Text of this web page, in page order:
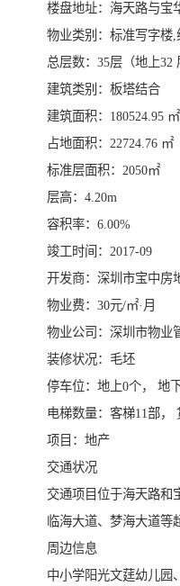
楼盘地址：海天路与宝
物业类别：标准写字楼
总层数：35层（地上32
建筑类别：板塔结合
建筑面积：180524.95 ㎡
占地面积：22724.76 ㎡
标准层面积：2050㎡
层高：4.20m
容积率：6.00%
竣工时间：2017-09
开发商：深圳市宝中房
物业费：30元/㎡·月
物业公司：深圳市物业
装修状况：毛坯
停车位：地上0个， 地
电梯数量：客梯11部，
项目：地产
交通状况
交通项目位于海天路和
临海大道、梦海大道等
周边信息
中小学阳光文莛幼儿园